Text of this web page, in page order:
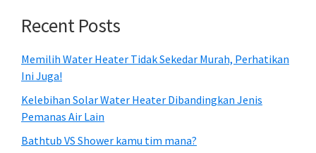
Recent Posts
Memilih Water Heater Tidak Sekedar Murah, Perhatikan
Ini Juga!
Kelebihan Solar Water Heater Dibandingkan Jenis
Pemanas Air Lain
Bathtub VS Shower kamu tim mana?